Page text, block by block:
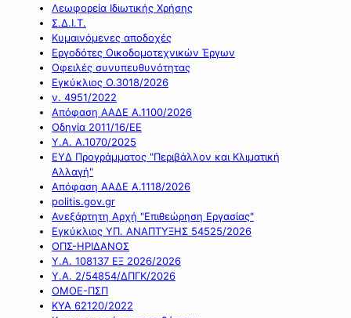
Λεωφορεία Ιδιωτικής Χρήσης
Σ.Δ.Ι.Τ.
Κυμαινόμενες αποδοχές
Εργοδότες Οικοδομοτεχνικών Έργων
Οφειλές συνυπευθυνότητας
Εγκύκλιος Ο.3018/2026
ν. 4951/2022
Απόφαση ΑΑΔΕ Α.1100/2026
Οδηγία 2011/16/ΕΕ
Υ.Α. Α.1070/2025
ΕΥΔ Προγράμματος "Περιβάλλον και Κλιματική
Αλλαγή"
Απόφαση ΑΑΔΕ Α.1118/2026
politis.gov.gr
Ανεξάρτητη Αρχή "Επιθεώρηση Εργασίας"
Εγκύκλιος ΥΠ. ΑΝΑΠΤΥΞΗΣ 54525/2026
ΟΠΣ-ΗΡΙΔΑΝΟΣ
Υ.Α. 108137 ΕΞ 2026/2026
Υ.Α. 2/54854/ΔΠΓΚ/2026
ΟΜΟΕ-ΠΣΠ
ΚΥΑ 62120/2022